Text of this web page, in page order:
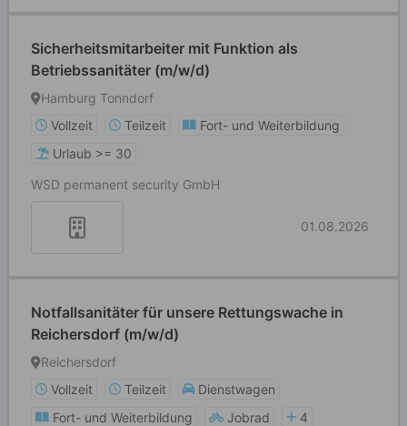
Sicherheitsmitarbeiter mit Funktion als
Betriebssanitäter (m/w/d)
Hamburg Tonndorf
Vollzeit
Teilzeit
Fort- und Weiterbildung
Urlaub >= 30
WSD permanent security GmbH
01.08.2026
Notfallsanitäter für unsere Rettungswache in
Reichersdorf (m/w/d)
Reichersdorf
Vollzeit
Teilzeit
Dienstwagen
Fort- und Weiterbildung
Jobrad
4